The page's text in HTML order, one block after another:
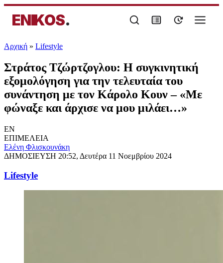
ENIKOS.
Αρχική » Lifestyle
Στράτος Τζώρτζογλου: Η συγκινητική
εξομολόγηση για την τελευταία του
συνάντηση με τον Κάρολο Κουν – «Με
φώναξε και άρχισε να μου μιλάει…»
EN
ΕΠΙΜΕΛΕΙΑ
Ελένη Φλισκουνάκη
ΔΗΜΟΣΙΕΥΣΗ 20:52, Δευτέρα 11 Νοεμβρίου 2024
Lifestyle